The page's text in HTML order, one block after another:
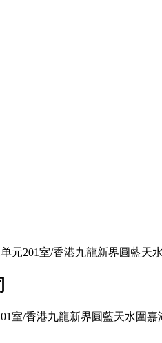
元201室/香港九龍新界圓藍天
室/香港九龍新界圓藍天水圍嘉